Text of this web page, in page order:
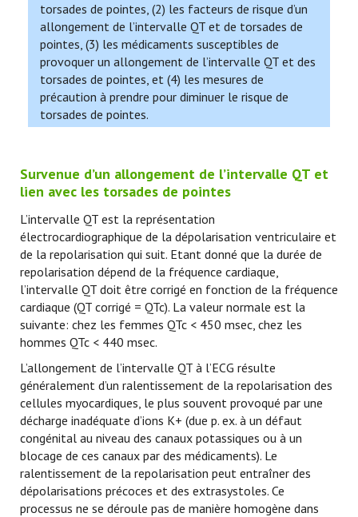
torsades de pointes, (2) les facteurs de risque d’un
allongement de l’intervalle QT et de torsades de
pointes, (3) les médicaments susceptibles de
provoquer un allongement de l’intervalle QT et des
torsades de pointes, et (4) les mesures de
précaution à prendre pour diminuer le risque de
torsades de pointes.
Survenue d’un allongement de l’intervalle QT et
lien avec les torsades de pointes
L’intervalle QT est la représentation
électrocardiographique de la dépolarisation ventriculaire et
de la repolarisation qui suit. Etant donné que la durée de
repolarisation dépend de la fréquence cardiaque,
l’intervalle QT doit être corrigé en fonction de la fréquence
cardiaque (QT corrigé = QTc). La valeur normale est la
suivante: chez les femmes QTc < 450 msec, chez les
hommes QTc < 440 msec.
L’allongement de l’intervalle QT à l’ECG résulte
généralement d’un ralentissement de la repolarisation des
cellules myocardiques, le plus souvent provoqué par une
décharge inadéquate d’ions K+ (due p. ex. à un défaut
congénital au niveau des canaux potassiques ou à un
blocage de ces canaux par des médicaments). Le
ralentissement de la repolarisation peut entraîner des
dépolarisations précoces et des extrasystoles. Ce
processus ne se déroule pas de manière homogène dans